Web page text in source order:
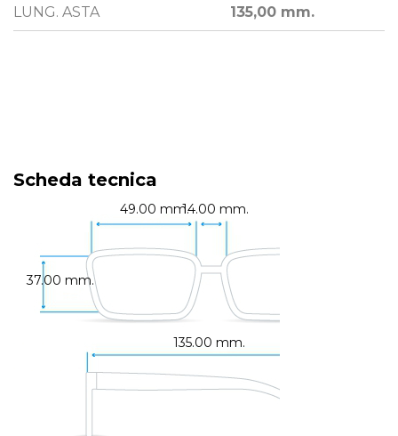
LUNG. ASTA 135,00 mm.
Scheda tecnica
49.00 mm.14.00 mm.
135.00 mm.
37.00 mm.